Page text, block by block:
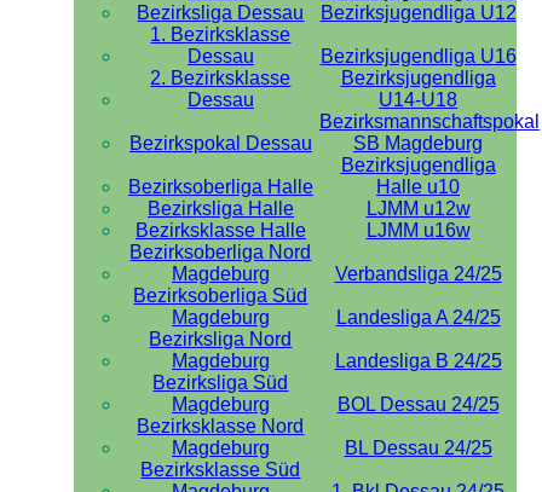
Bezirksliga Dessau
Bezirksjugendliga U12
1. Bezirksklasse
Dessau
Bezirksjugendliga U16
2. Bezirksklasse
Dessau
Bezirksjugendliga
U14-U18
Bezirkspokal Dessau
Bezirksmannschaftspokal
SB Magdeburg
Bezirksoberliga Halle
Bezirksjugendliga
Halle u10
Bezirksliga Halle
LJMM u12w
Bezirksklasse Halle
LJMM u16w
Bezirksoberliga Nord
Magdeburg
Verbandsliga 24/25
Bezirksoberliga Süd
Magdeburg
Landesliga A 24/25
Bezirksliga Nord
Magdeburg
Landesliga B 24/25
Bezirksliga Süd
Magdeburg
BOL Dessau 24/25
Bezirksklasse Nord
Magdeburg
BL Dessau 24/25
Bezirksklasse Süd